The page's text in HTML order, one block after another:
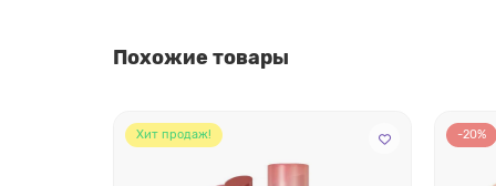
Похожие товары
Хит продаж! -20%